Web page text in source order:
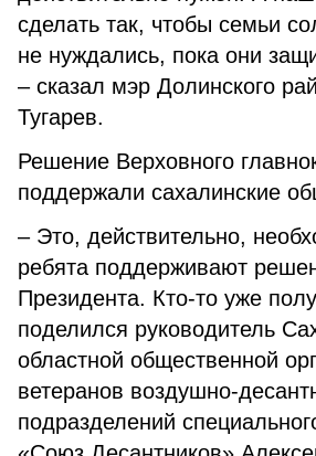
сделать так, чтобы семьи
не нуждались, пока они
– сказал мэр Долинского
Тугарев.
Решение Верховного
поддержали сахалинские
– Это, действительно,
ребята поддерживают
Президента. Кто-то уже
поделился руководитель
областной общественной
ветеранов воздушно-
подразделений